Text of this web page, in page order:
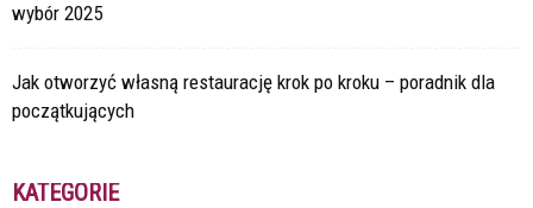
wybór 2025
Jak otworzyć własną restaurację krok po kroku – poradnik dla
początkujących
KATEGORIE